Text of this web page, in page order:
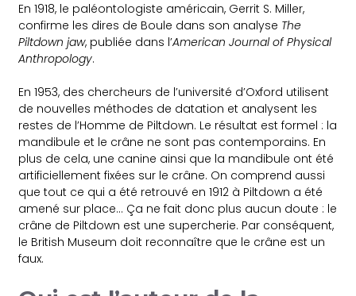
En 1918, le paléontologiste américain, Gerrit S. Miller,
confirme les dires de Boule dans son analyse The
Piltdown jaw, publiée dans l’American Journal of Physical
Anthropology.
En 1953, des chercheurs de l’université d’Oxford utilisent
de nouvelles méthodes de datation et analysent les
restes de l’Homme de Piltdown. Le résultat est formel : la
mandibule et le crâne ne sont pas contemporains. En
plus de cela, une canine ainsi que la mandibule ont été
artificiellement fixées sur le crâne. On comprend aussi
que tout ce qui a été retrouvé en 1912 à Piltdown a été
amené sur place… Ça ne fait donc plus aucun doute : le
crâne de Piltdown est une supercherie. Par conséquent,
le British Museum doit reconnaître que le crâne est un
faux.